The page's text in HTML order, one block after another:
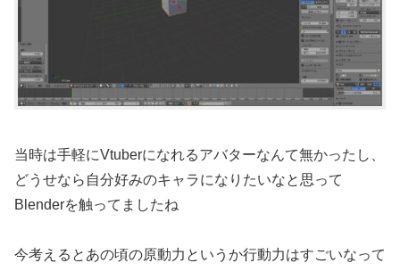
当時は手軽にVtuberになれるアバターなんて無かったし、
どうせなら自分好みのキャラになりたいなと思って
Blenderを触ってましたね
今考えるとあの頃の原動力というか行動力はすごいなって